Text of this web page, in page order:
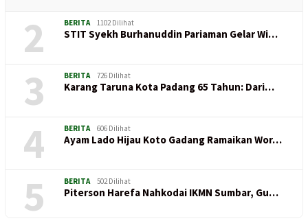
2 BERITA 1102 Dilihat
STIT Syekh Burhanuddin Pariaman Gelar Wi…
3 BERITA 726 Dilihat
Karang Taruna Kota Padang 65 Tahun: Dari…
4 BERITA 606 Dilihat
Ayam Lado Hijau Koto Gadang Ramaikan Wor…
5 BERITA 502 Dilihat
Piterson Harefa Nahkodai IKMN Sumbar, Gu…